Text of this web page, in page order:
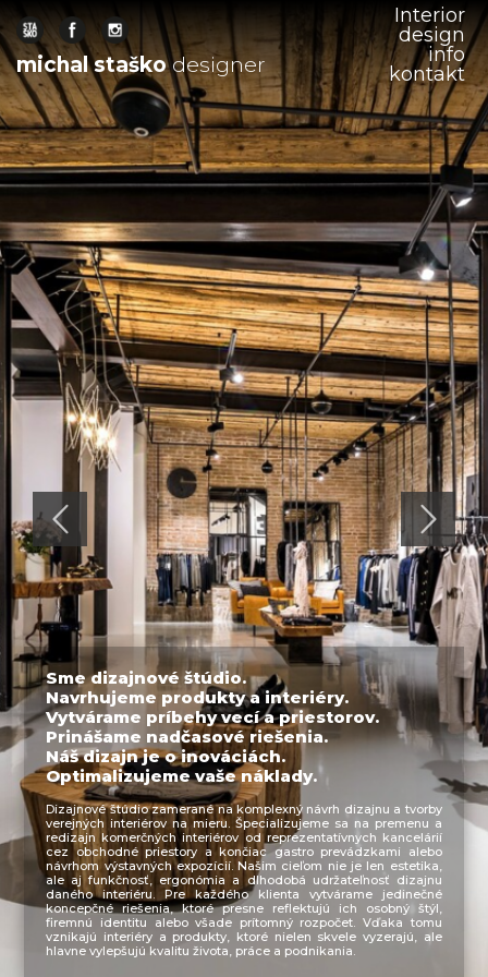
michal staškodesigner
Interior
design
info
kontakt
michal staškodesigner
Interior
design
info
kontakt
Sme dizajnové štúdio.
Navrhujeme produkty a interiéry.
Vytvárame príbehy vecí a priestorov.
Prinášame nadčasové riešenia.
Náš dizajn je o inováciách.
Optimalizujeme vaše náklady.
Dizajnové štúdio zamerané na komplexný návrh dizajnu a tvorby
verejných interiérov na mieru. Špecializujeme sa na premenu a
redizajn komerčných interiérov od reprezentatívnych kancelárií
cez obchodné priestory a končiac gastro prevádzkami alebo
návrhom výstavných expozícií. Našim cieľom nie je len estetika,
ale aj funkčnosť, ergonómia a dlhodobá udržateľnosť dizajnu
daného interiéru. Pre každého klienta vytvárame jedinečné
koncepčné riešenia, ktoré presne reflektujú ich osobný štýl,
firemnú identitu alebo všade prítomný rozpočet. Vďaka tomu
vznikajú interiéry a produkty, ktoré nielen skvele vyzerajú, ale
hlavne vylepšujú kvalitu života, práce a podnikania.